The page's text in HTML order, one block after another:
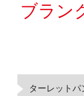
ブラン
ターレットパ